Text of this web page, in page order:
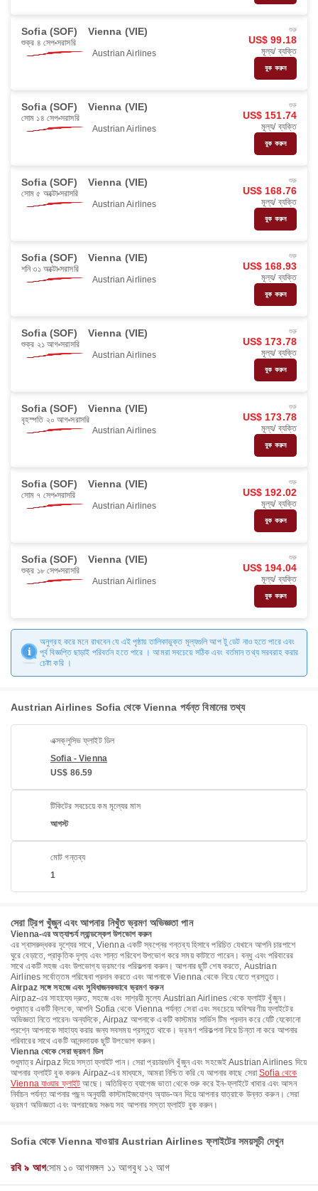
Sofia (SOF) Vienna (VIE)
শুক্র ৪ সেপ সরাসরি
Austrian Airlines
শুরু
US$ 99.18
মূল্য/ ব্যক্তি
বুক করুন
Sofia (SOF) Vienna (VIE)
সোম ১৪ সেপ সরাসরি
Austrian Airlines
শুরু
US$ 151.74
মূল্য/ ব্যক্তি
বুক করুন
Sofia (SOF) Vienna (VIE)
সোম ৫ অক্টো সরাসরি
Austrian Airlines
শুরু
US$ 168.76
মূল্য/ ব্যক্তি
বুক করুন
Sofia (SOF) Vienna (VIE)
শনি ৩১ অক্টো সরাসরি
Austrian Airlines
শুরু
US$ 168.93
মূল্য/ ব্যক্তি
বুক করুন
Sofia (SOF) Vienna (VIE)
শুক্র ২১ আগ সরাসরি
Austrian Airlines
শুরু
US$ 173.78
মূল্য/ ব্যক্তি
বুক করুন
Sofia (SOF) Vienna (VIE)
বৃহস্পতি ২০ আগ সরাসরি
Austrian Airlines
শুরু
US$ 173.78
মূল্য/ ব্যক্তি
বুক করুন
Sofia (SOF) Vienna (VIE)
সোম ৭ সেপ সরাসরি
Austrian Airlines
শুরু
US$ 192.02
মূল্য/ ব্যক্তি
বুক করুন
Sofia (SOF) Vienna (VIE)
শুক্র ১৮ সেপ সরাসরি
Austrian Airlines
শুরু
US$ 194.04
মূল্য/ ব্যক্তি
বুক করুন
অনুগ্রহ করে মনে রাখবেন যে এই পৃষ্ঠায় তালিকাভুক্ত মূল্যগুলি আপ টু ডেট নাও হতে পারে এবং
পূর্ব বিজ্ঞপ্তি ছাড়াই পরিবর্তন হতে পারে । আমরা সবচেয়ে সঠিক এবং বর্তমান তথ্য সরবরাহ করার
চেষ্টা করি ।
Austrian Airlines Sofia থেকে Vienna পর্যন্ত বিমানের তথ্য
এক্সক্লুসিভ ফ্লাইট ডিল
Sofia - Vienna
US$ 86.59
টিকিটের সবচেয়ে কম মূল্যের মাস
আগস্ট
মোট গন্তব্য
1
সেরা ট্রিপ খুঁজুন এবং আপনার নিখুঁত ভ্রমণ অভিজ্ঞতা পান
Vienna-এর অত্যাশ্চর্য ল্যান্ডস্কেপ উপভোগ করুন
এর শ্বাসরুদ্ধকর দৃশ্যের সাথে, Vienna একটি স্বপ্নের গন্তব্য হিসাবে পরিচিত যেখানে আপনি চারপাশে
ঘুরে বেড়াতে, প্রাকৃতিক দৃশ্য এবং শান্ত পরিবেশ উপভোগ করে সময় কাটাতে পারেন। বন্ধু এবং পরিবারের
সাথে একটি সহজ এবং উপভোগ্য ভ্রমণের পরিকল্পনা করুন। আপনার ছুটি শেষ করতে, Austrian
Airlines সর্বোত্তম পরিষেবা প্রদান করতে এবং আপনাকে Vienna থেকে নিয়ে যেতে প্রস্তুত।
Airpaz সঙ্গে সহজে এবং সুবিধাজনকভাবে ভ্রমণ করুন
Airpaz-এর সাহায্যে দ্রুত, সহজে এবং সাশ্রয়ী মূল্যে Austrian Airlines থেকে ফ্লাইট খুঁজুন।
শুধুমাত্র একটি ক্লিকে, আপনি Sofia থেকে Vienna পর্যন্ত সেরা এবং সবচেয়ে অবিস্মরণীয় ফ্লাইটের
অভিজ্ঞতা নিতে পারেন৷ অন্যদিকে, Airpaz আপনাকে একটি কাস্টমার সার্ভিস টিম প্রদান করে যেটি যেকোনো
প্রশ্নে আপনাকে সাহায্য করার জন্য সবসময় প্রস্তুত থাকে। ভ্রমণ পরিকল্পনা নিয়ে চিন্তা না করে আপনার
পরিবারের সাথে একটি আনন্দদায়ক ছুটি উপভোগ করুন।
Vienna থেকে সেরা ভ্রমণ ডিল
শুধুমাত্র Airpaz দিয়ে সস্তা ফ্লাইট পান। সেরা প্রচারগুলি খুঁজুন এবং সহজেই Austrian Airlines দিয়ে
আপনার ফ্লাইট বুক করুন৷ Airpaz-এর মাধ্যমে, আমরা নিশ্চিত করি যে আপনার কাছে সেরাSofia থেকে
Vienna যাওয়ার ফ্লাইট আছে। অতিরিক্ত ব্যাগেজ ভাতা থেকে শুরু করে ইন-ফ্লাইটে খাবার এবং আসন
নির্বাচন পর্যন্ত আপনার পছন্দ অনুযায়ী কাস্টমাইজযোগ্য অ্যাড-অন দিয়ে আপনার যাত্রাকে উন্নত করুন। সেরা
ভ্রমণ অভিজ্ঞতা এবং অপরাজেয় সঞ্চয় সহ আপনার সস্তা ফ্লাইট বুক করুন।
Sofia থেকে Vienna যাওয়ার Austrian Airlines ফ্লাইটের সময়সূচী দেখুন
রবি ৯ আগসোম ১০ আগমঙ্গল ১১ আগবুধ ১২ আগ